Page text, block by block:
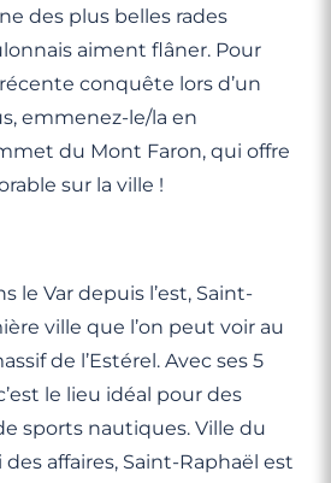
des plus belles rades
aiment flâner. Pour
conquête lors d’un
emmenez-le/la en
du Mont Faron, qui offre
sur la ville !
le Var depuis l’est, Saint-
ville que l’on peut voir au
de l’Estérel. Avec ses 5
le lieu idéal pour des
sports nautiques. Ville du
affaires, Saint-Raphaël est